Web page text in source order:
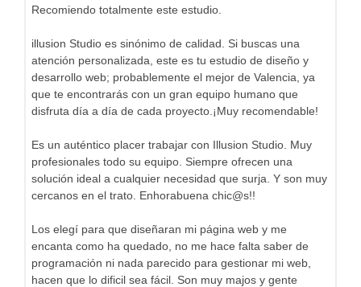
Recomiendo totalmente este estudio.
illusion Studio es sinónimo de calidad. Si buscas una
atención personalizada, este es tu estudio de diseño y
desarrollo web; probablemente el mejor de Valencia, ya
que te encontrarás con un gran equipo humano que
disfruta día a día de cada proyecto.¡Muy recomendable!
Es un auténtico placer trabajar con Illusion Studio. Muy
profesionales todo su equipo. Siempre ofrecen una
solución ideal a cualquier necesidad que surja. Y son muy
cercanos en el trato. Enhorabuena chic@s!!
Los elegí para que diseñaran mi página web y me
encanta como ha quedado, no me hace falta saber de
programación ni nada parecido para gestionar mi web,
hacen que lo dificil sea fácil. Son muy majos y gente